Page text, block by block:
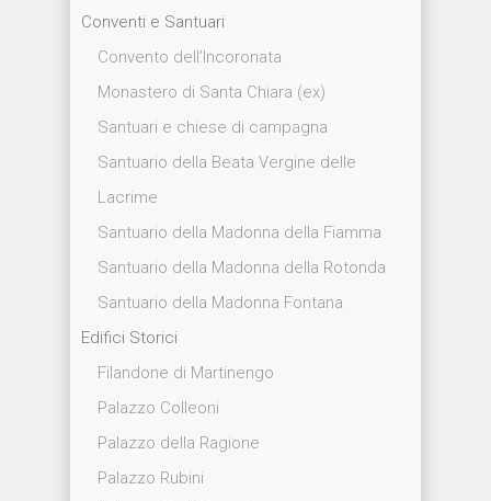
Conventi e Santuari
Convento dell’Incoronata
Monastero di Santa Chiara (ex)
Santuari e chiese di campagna
Santuario della Beata Vergine delle
Lacrime
Santuario della Madonna della Fiamma
Santuario della Madonna della Rotonda
Santuario della Madonna Fontana
Edifici Storici
Filandone di Martinengo
Palazzo Colleoni
Palazzo della Ragione
Palazzo Rubini